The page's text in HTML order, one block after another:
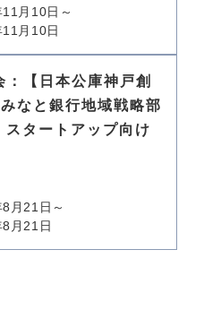
月10日～
月10日
【日本公庫神戸創
なと銀行地域戦略部
タートアップ向け
月21日～
月21日